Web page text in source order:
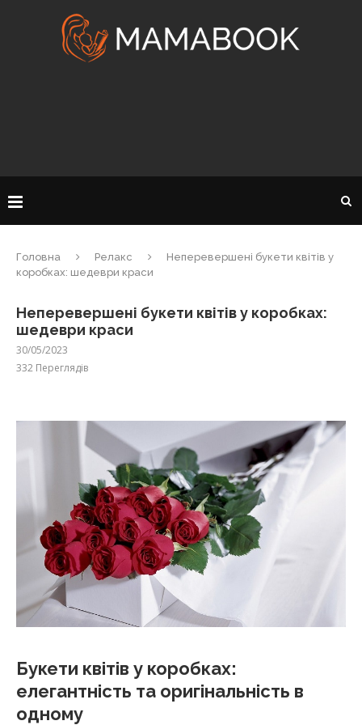
Головна Релакс
Неперевершені букети квітів у
коробках: шедеври краси
Неперевершені букети квітів у коробках:
шедеври краси
30/05/2023
332 Переглядів
Букети квітів у коробках:
елегантність та оригінальність в
одному